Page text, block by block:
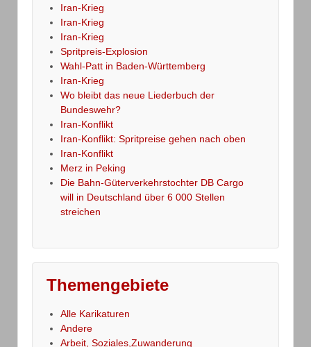
Iran-Krieg
Iran-Krieg
Iran-Krieg
Spritpreis-Explosion
Wahl-Patt in Baden-Württemberg
Iran-Krieg
Wo bleibt das neue Liederbuch der
Bundeswehr?
Iran-Konflikt
Iran-Konflikt: Spritpreise gehen nach oben
Iran-Konflikt
Merz in Peking
Die Bahn-Güterverkehrstochter DB Cargo
will in Deutschland über 6 000 Stellen
streichen
Themengebiete
Alle Karikaturen
Andere
Arbeit, Soziales,Zuwanderung